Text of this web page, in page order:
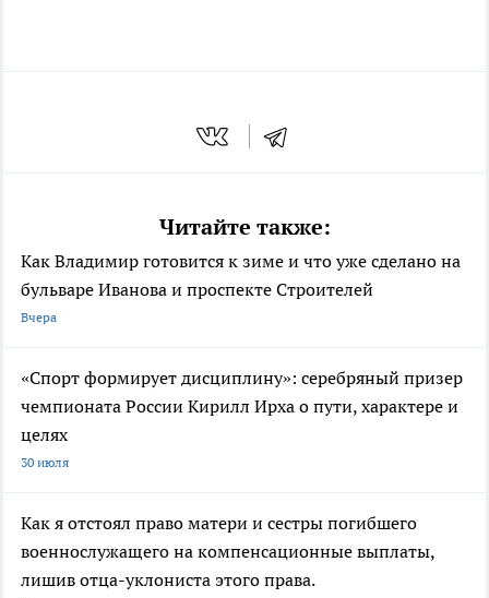
Читайте также:
Как Владимир готовится к зиме и что уже сделано на
бульваре Иванова и проспекте Строителей
Вчера
«Спорт формирует дисциплину»: серебряный призер
чемпионата России Кирилл Ирха о пути, характере и
целях
30 июля
Как я отстоял право матери и сестры погибшего
военнослужащего на компенсационные выплаты,
лишив отца-уклониста этого права.